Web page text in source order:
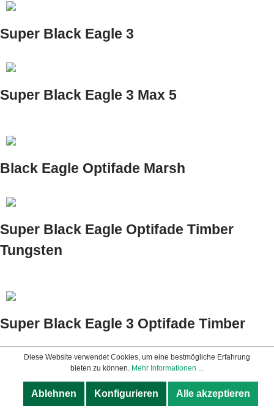
Super Black Eagle 3
Super Black Eagle 3 Max 5
Black Eagle Optifade Marsh
Super Black Eagle Optifade Timber
Tungsten
Super Black Eagle 3 Optifade Timber
Modell Kaliber
Gewicht
(ca.)
Lauflängen
Diese Website verwendet Cookies, um eine bestmögliche Erfahrung
bieten zu können. Mehr Informationen ...
Ablehnen Konfigurieren Alle akzeptieren